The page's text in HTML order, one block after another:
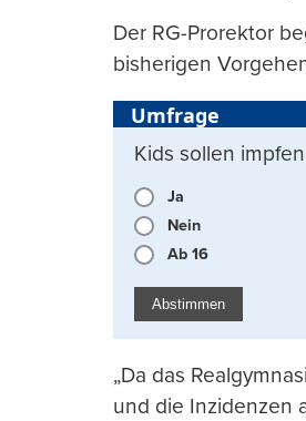
Der RG-Prorektor
bisherigen
Umfrage
Kids sollen impfen
Ja
Nein
Ab 16
Abstimmen
„Da das
und die Inzidenzen